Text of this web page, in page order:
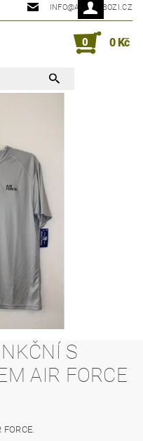
INFO@ARMYZBOZI.CZ
0 0 Kč
S
AIR FORCE